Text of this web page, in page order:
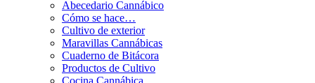
Abecedario Cannábico
Cómo se hace…
Cultivo de exterior
Maravillas Cannábicas
Cuaderno de Bitácora
Productos de Cultivo
Cocina Cannábica